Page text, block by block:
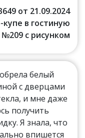
от 21.09.2024
в гостиную
№209 с рисунком
белый
с дверцами
и мне даже
получить
Я знала, что
впишется